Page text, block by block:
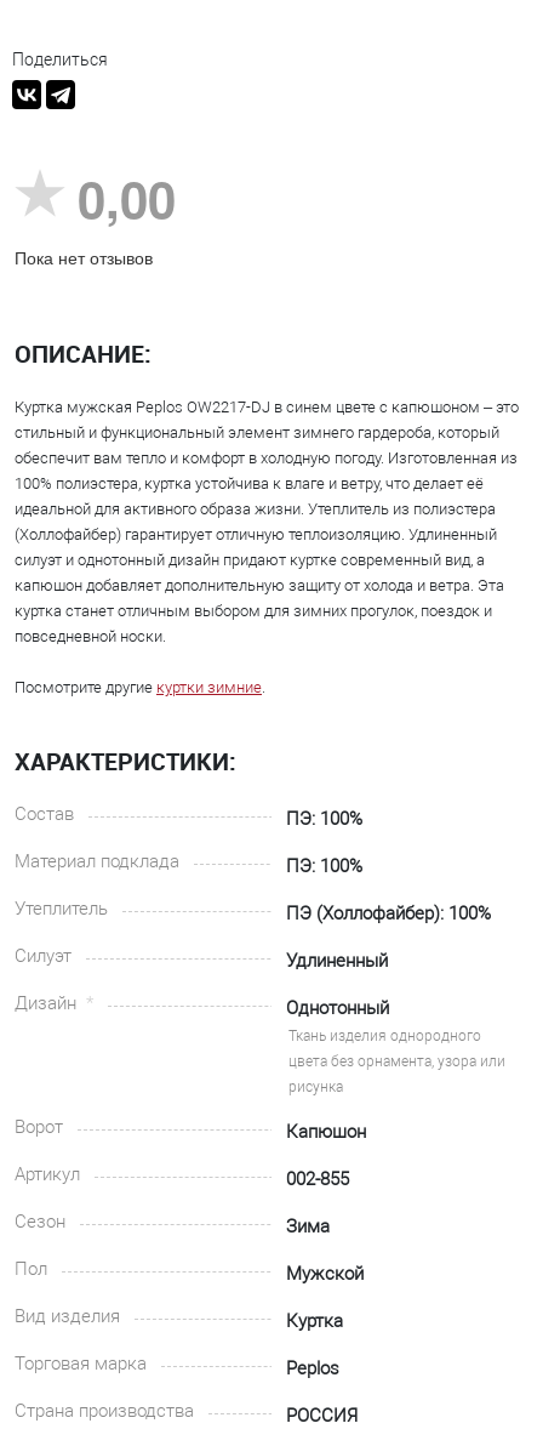
Поделиться
0,00
Пока нет отзывов
ОПИСАНИЕ:
Куртка мужская Peplos OW2217-DJ в синем цвете с капюшоном – это
стильный и функциональный элемент зимнего гардероба, который
обеспечит вам тепло и комфорт в холодную погоду. Изготовленная из
100% полиэстера, куртка устойчива к влаге и ветру, что делает её
идеальной для активного образа жизни. Утеплитель из полиэстера
(Холлофайбер) гарантирует отличную теплоизоляцию. Удлиненный
силуэт и однотонный дизайн придают куртке современный вид, а
капюшон добавляет дополнительную защиту от холода и ветра. Эта
куртка станет отличным выбором для зимних прогулок, поездок и
повседневной носки.
Посмотрите другие куртки зимние.
ХАРАКТЕРИСТИКИ:
Состав
ПЭ: 100%
Материал подклада
ПЭ: 100%
Утеплитель
ПЭ (Холлофайбер): 100%
Силуэт
Удлиненный
Дизайн
Однотонный
Ткань изделия однородного
цвета без орнамента, узора или
рисунка
Ворот
Капюшон
Артикул
002-855
Сезон
Зима
Пол
Мужской
Вид изделия
Куртка
Торговая марка
Peplos
Страна производства
РОССИЯ